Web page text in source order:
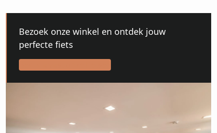
Bezoek onze winkel en ontdek jouw
perfecte fiets